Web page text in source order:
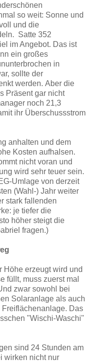
so weit: Sonne und
und die
Satte 352
im Angebot. Das ist
ein großes
in
sollte der
werden. Aber die
Präsent gar nicht
noch 21,3
ihr Überschussstrom
anhalten und dem
Kosten aufhalsen.
nicht voran und
wird sehr teuer sein.
Umlage von derzeit
(Wahl-) Jahr weiter
stark fallenden
je tiefer die
höher steigt die
fragen.)
Höhe erzeugt wird und
füllt, muss zuerst mal
zwar sowohl bei
Solaranlage als auch
Das
"Wischi-Waschi"
sind 24 Stunden am
wirken nicht nur